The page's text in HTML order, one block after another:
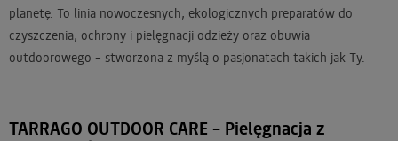
planetę. To linia nowoczesnych, ekologicznych preparatów do
czyszczenia, ochrony i pielęgnacji odzieży oraz obuwia
outdoorowego – stworzona z myślą o pasjonatach takich jak Ty.
TARRAGO OUTDOOR CARE – Pielęgnacja z